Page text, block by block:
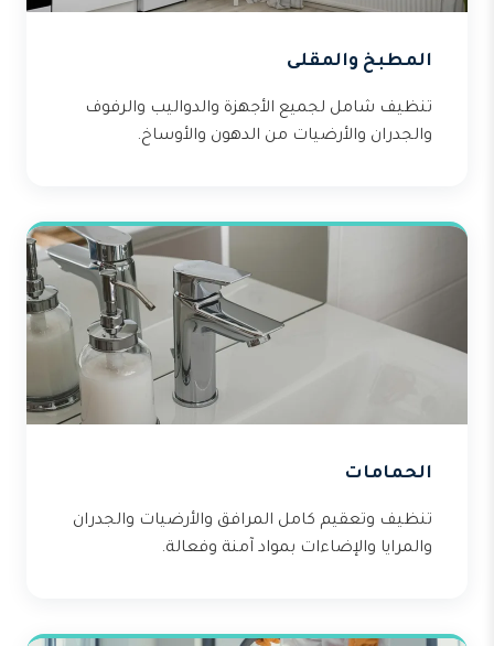
المطبخ والمقلى
تنظيف شامل لجميع الأجهزة والدواليب والرفوف
والجدران والأرضيات من الدهون والأوساخ.
الحمامات
تنظيف وتعقيم كامل المرافق والأرضيات والجدران
والمرايا والإضاءات بمواد آمنة وفعالة.